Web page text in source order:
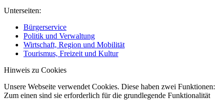
Unterseiten:
Bürgerservice
Politik und Verwaltung
Wirtschaft, Region und Mobilität
Tourismus, Freizeit und Kultur
Hinweis zu Cookies
Unsere Webseite verwendet Cookies. Diese haben zwei Funktionen:
Zum einen sind sie erforderlich für die grundlegende Funktionalität